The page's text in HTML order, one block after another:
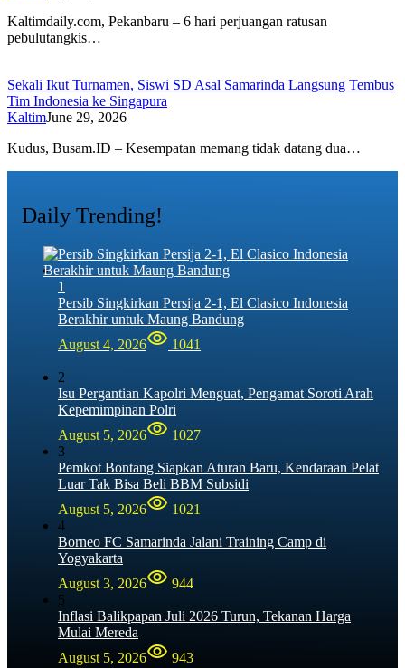
Kaltimdaily.com, Pekanbaru – 6 hari perjuangan ratusan
pebulutangkis…
Sekali Ikut Turnamen, Siswi SD Asal Samarinda Langsung Tembus
Tim Indonesia ke Singapura
KaltimJune 29, 2026
Kudus, Busam.ID – Kesempatan memang tidak datang dua…
Daily Trending!
1
Persib Singkirkan Persija 2-1, El Clasico Indonesia
Berakhir untuk Maung Bandung
August 4, 2026
1041
2
Isu Pergantian Kapolri Menguat, Pengamat Soroti Arah
Kepemimpinan Polri
August 5, 2026
1027
3
Pemkot Bontang Siapkan Aturan Baru, Kendaraan Pelat
Luar Tak Bisa Beli BBM Subsidi
August 5, 2026
1021
4
Borneo FC Samarinda Jalani Training Camp di
Yogyakarta
August 3, 2026
944
5
Inflasi Balikpapan Juli 2026 Turun, Tekanan Harga
Mulai Mereda
August 5, 2026
943